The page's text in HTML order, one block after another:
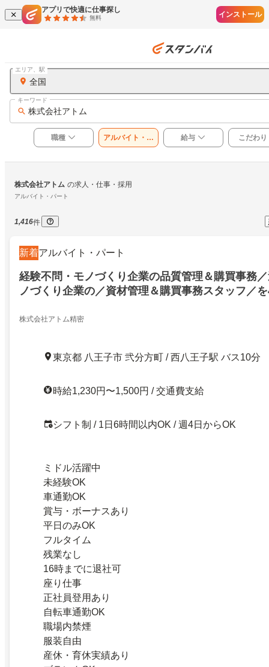
アプリで快適に仕事探し
無料 インストール
全国
エリア、駅
株式会社アトム
キーワード
職種
アルバイト・パ
ート
給与 こだわり
株式会社アトム の求人・仕事・採用
アルバイト・パート
1,416件
新着アルバイト・パート
経験不問・モノづくり企業の品質管理＆購買事務
ノづくり企業の／資材管理＆購買事務スタッフ／
子育てしゅふ活躍中
株式会社アトム精密
東京都 八王子市 弐分方町 / 西八王子駅 バス10分
時給1,230円〜1,500円 / 交通費支給
シフト制 / 1日6時間以内OK / 週4日からOK
ミドル活躍中
未経験OK
車通勤OK
賞与・ボーナスあり
平日のみOK
フルタイム
残業なし
16時までに退社可
座り仕事
正社員登用あり
自転車通勤OK
職場内禁煙
服装自由
産休・育休実績あり